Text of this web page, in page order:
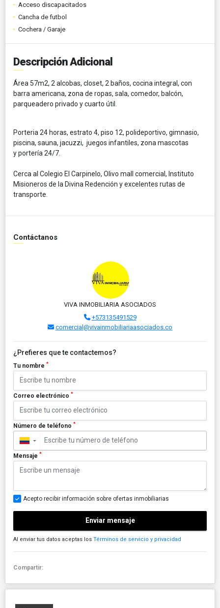
Acceso discapacitados
Cancha de futbol
Cochera / Garaje
Descripción Adicional
Área 57m2, 2 alcobas, closet, 2 baños, cocina integral, con
barra americana, zona de ropas, sala, comedor, balcón,
parqueadero privado y cuarto útil.
Porteria 24 horas, estrato 4, piso 12, polideportivo, gimnasio,
piscina, sauna, jacuzzi, juegos infantiles, zona mascotas
y portería 24/7.
Cerca al Colegio El Carpinelo, Olivo mall comercial, Instituto
Misioneros de la Divina Redención y excelentes rutas de
transporte.
Contáctanos
VIVA INMOBILIARIA ASOCIADOS
+573135491529
comercial@vivainmobiliariaasociados.co
¿Prefieres que te contactemos?
Tu nombre *
Correo electrónico *
Número de teléfono *
▼
Mensaje *
Acepto recibir información sobre ofertas inmobiliarias
Enviar mensaje
Al enviar tus datos aceptas los Términos de servicio y privacidad
Compartir: